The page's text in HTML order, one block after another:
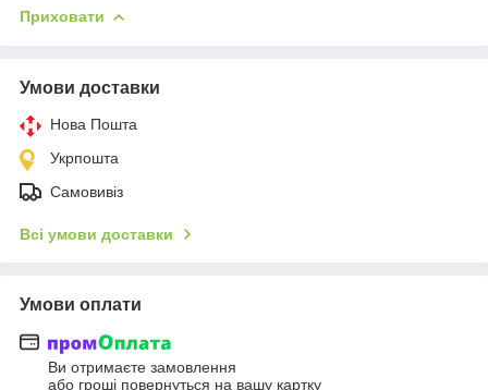
Приховати
Умови доставки
Нова Пошта
Укрпошта
Самовивіз
Всі умови доставки
Умови оплати
Ви отримаєте замовлення
або гроші повернуться на вашу картку